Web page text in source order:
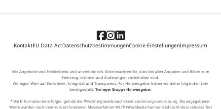
KontaktEU Data ActDatenschutzbestimmungenCookie-EinstellungenImpressum
Alle Angebote sind freibleibend und unverbindlich. Bitte beachten Sie, dass bei allen Angaben und Bilder zum
Fahrzeug Irrtümer und Änderungen vorbehalten sind.
Wir legen Wert auf Ehrlichkeit, Integrität und Transparenz. Für Hinweisgeber haben wir daher folgenden Link
bereitgestellt: Tiemeyer Gruppe Hinweisgeber.
* Die Informationen erfolgen gemäß der Pkw-Energieverbrauchskennzeichnungsverordnung. Die angegebenen
Werte wurden nach dem vorgeschriebenen Messverfahren WLTP (Worldwide harmonised Light-duty vehicles Test